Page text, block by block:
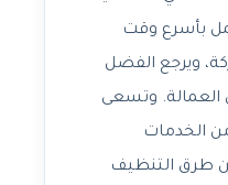
بأسرع وقت
ويرجع الفضل
العمالة. وتسعى
الخدمات
طرق التنظيف